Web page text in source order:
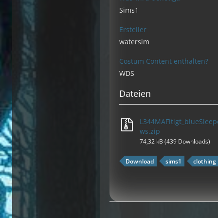
Sims1
Ersteller
watersim
Costum Content enthalten?
WDS
Dateien
ws.zip
74,32 kB (439 Downloads)
Download sims1 clothing